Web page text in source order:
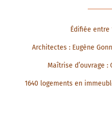
Édifiée entre
Architectes : Eugène
Maîtrise d’ouvrage :
1640 logements en